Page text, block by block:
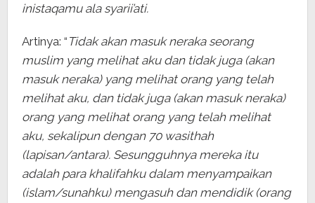
inistaqamu ala syarii’ati.
Artinya: “ Tidak akan masuk neraka seorang
muslim yang melihat aku dan tidak juga (akan
masuk neraka) yang melihat orang yang telah
melihat aku, dan tidak juga (akan masuk neraka)
orang yang melihat orang yang telah melihat
aku, sekalipun dengan 70 wasithah
(lapisan/antara). Sesungguhnya mereka itu
adalah para khalifahku dalam menyampaikan
(islam/sunahku) mengasuh dan mendidik (orang